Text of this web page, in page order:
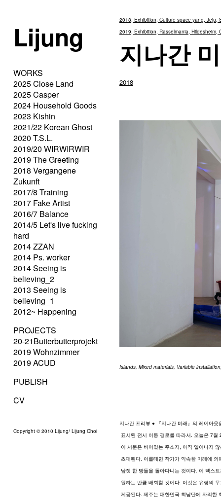
Lijung
WORKS
2025 Close Land
2025 Casper
2024 Household Goods
2023 Kishin
2021/22 Korean Ghost
2020 T.S.L.
2019/20 WIRWIRWIR
2019 The Greeting
2018 Vergangene
Zukunft
2017/8 Training
2017 Fake Artist
2016/7 Balance
2014/5 Let's live fucking
hard
2014 ZZAN
2014 Ps. worker
2014 Seeing is
believing_2
2013 Seeing is
believing_1
2012~ Happening
PROJECTS
20-21Butterbutterprojekt
2019 Wohnzimmer
2019 ACUD
PUBLISH
CV
Copyright © 2010 Lijung/ Lijung Choi
2018, Exhibition, Culture space yang, Jeju,
2019, Exhibition, Rasselmania, Hildesheim,
지나간
2018
Islands, Mixed materials, Variable
지나간 프리뷰 ● 『지나간 미래』의 레이아
표시된 전시 이동 경로를 따라서. 오늘은 7
이 서문은 비어있는 주소지, 아직 일어나지
초대된다. 이를테면 작가가 약속한 미래에
남짓 한 방들을 돌아다니는 것이다. 이 텍스
원하는 만큼 배회할 것이다. 이것은 유령의
제공된다. 제주는 대한민국 최남단에 자리한